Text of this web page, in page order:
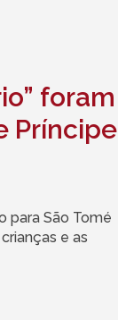
foram
Príncipe
para São Tomé
e as